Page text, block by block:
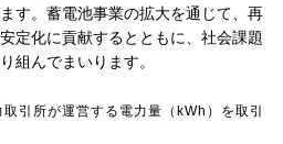
す。蓄電池事業の拡大を通じて、再
定化に貢献するとともに、社会課題
組んでまいります。
引所が運営する電力量（kWh）を取引